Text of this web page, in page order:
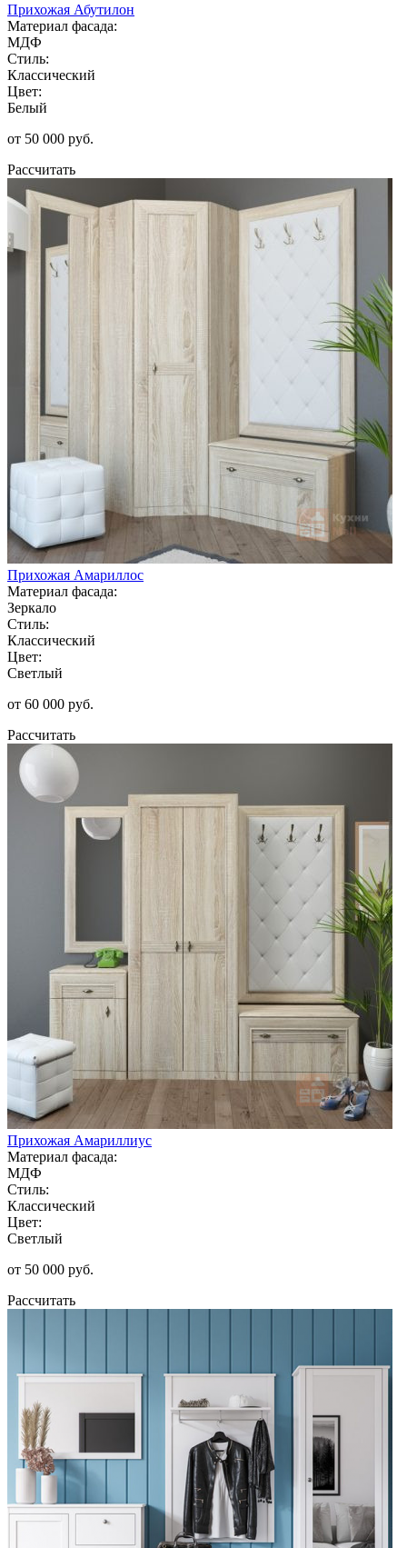
Прихожая Абутилон
Материал фасада:
МДФ
Стиль:
Классический
Цвет:
Белый
от 50 000 руб.
Рассчитать
Прихожая Амариллос
Материал фасада:
Зеркало
Стиль:
Классический
Цвет:
Светлый
от 60 000 руб.
Рассчитать
Прихожая Амариллиус
Материал фасада:
МДФ
Стиль:
Классический
Цвет:
Светлый
от 50 000 руб.
Рассчитать